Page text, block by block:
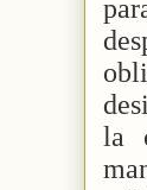
la